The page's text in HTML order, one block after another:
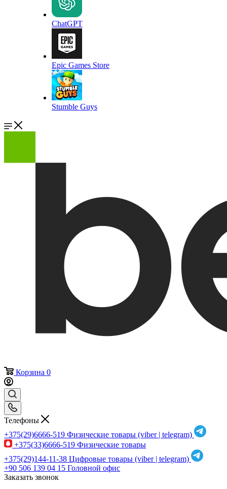
ChatGPT
Epic Games Store
Stumble Guys
Корзина 0
Телефоны
+375(29)6666-519 Физические товары (viber | telegram)
+375(33)6666-519 Физические товары
+375(29)144-11-38 Цифровые товары (viber | telegram)
+90 506 139 04 15 Головной офис
Заказать звонок